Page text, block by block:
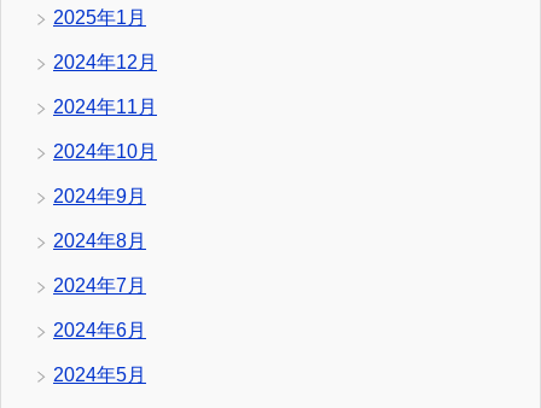
2025年1月
2024年12月
2024年11月
2024年10月
2024年9月
2024年8月
2024年7月
2024年6月
2024年5月